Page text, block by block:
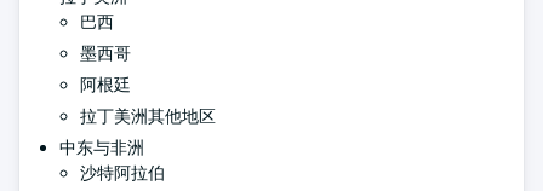
巴西
墨西哥
阿根廷
拉丁美洲其他地区
中东与非洲
沙特阿拉伯